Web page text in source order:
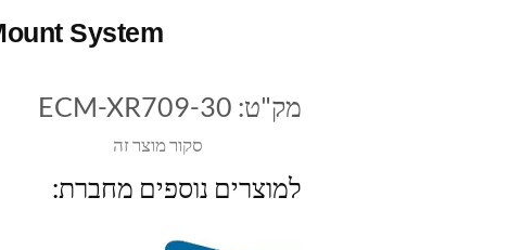
System
סקור מוצר זה
מק"ט: ECM-XR709-30
למוצרים נוספים מחברת: